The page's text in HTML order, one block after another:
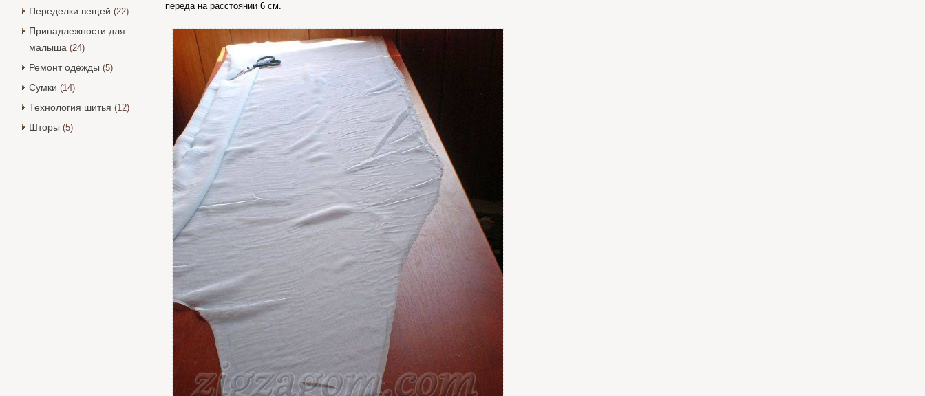
Переделки вещей (22)
Принадлежности для
малыша (24)
Ремонт одежды (5)
Сумки (14)
Технология шитья (12)
Шторы (5)
переда на расстоянии 6 см.